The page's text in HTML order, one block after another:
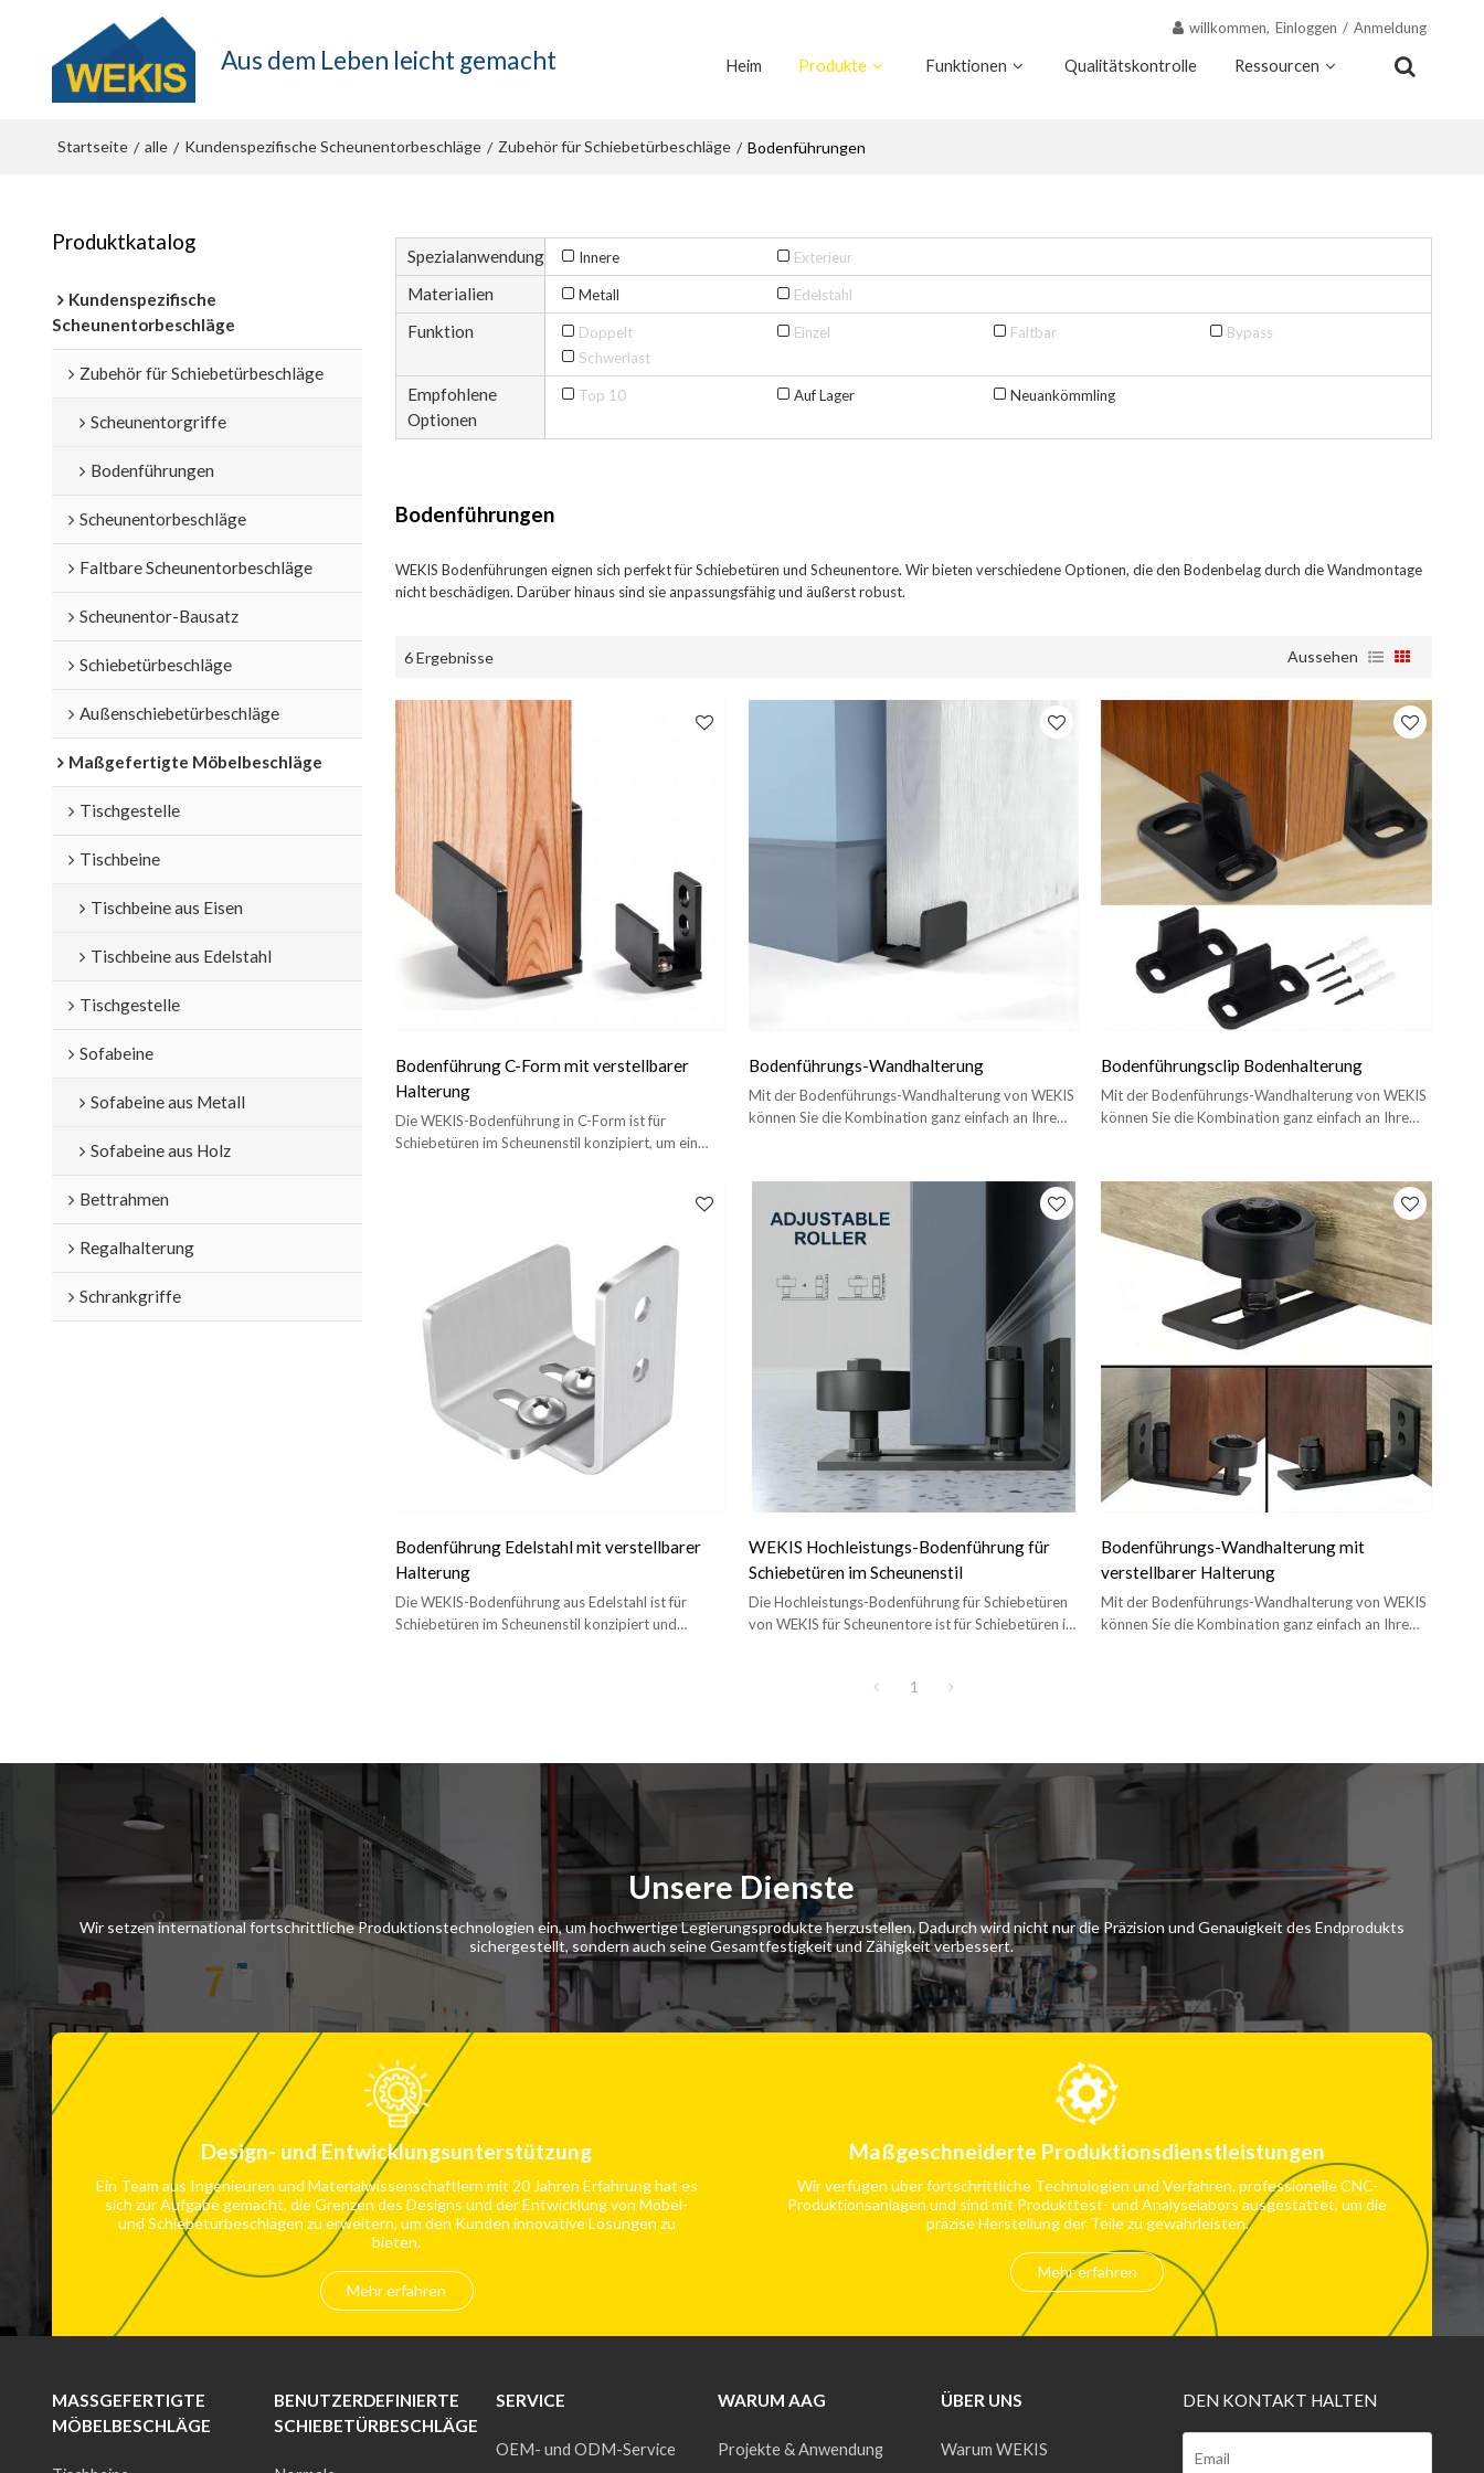
Aus dem Leben leicht gemacht
willkommen, Einloggen / Anmeldung
Heim Produkte Funktionen Qualitätskontrolle Ressourcen
Startseite / alle / Kundenspezifische Scheunentorbeschläge / Zubehör für Schiebetürbeschläge / Bodenführungen
Produktkatalog
Kundenspezifische
Scheunentorbeschläge
Zubehör für Schiebetürbeschläge
Scheunentorgriffe
Bodenführungen
Scheunentorbeschläge
Faltbare Scheunentorbeschläge
Scheunentor-Bausatz
Schiebetürbeschläge
Außenschiebetürbeschläge
Maßgefertigte Möbelbeschläge
Tischgestelle
Tischbeine
Tischbeine aus Eisen
Tischbeine aus Edelstahl
Tischgestelle
Sofabeine
Sofabeine aus Metall
Sofabeine aus Holz
Bettrahmen
Regalhalterung
Schrankgriffe
Spezialanwendung Innere Exterieur
Materialien Metall Edelstahl
Funktion Doppelt Einzel Faltbar
Bypass
Schwerlast
Empfohlene
Optionen
Top 10 Auf Lager Neuankömmling
Bodenführungen
WEKIS Bodenführungen eignen sich perfekt für Schiebetüren und Scheunentore. Wir bieten verschiedene Optionen, die den Bodenbelag durch die Wandmontage
nicht beschädigen. Darüber hinaus sind sie anpassungsfähig und äußerst robust.
6 Ergebnisse Aussehen
Bodenführung C-Form mit verstellbarer
Halterung
Die WEKIS-Bodenführung in C-Form ist für
Schiebetüren im Scheunenstil konzipiert, um ein
Bodenführungs-Wandhalterung
Mit der Bodenführungs-Wandhalterung von WEKIS
können Sie die Kombination ganz einfach an Ihre
Bodenführungsclip Bodenhalterung
Mit der Bodenführungs-Wandhalterung von WEKIS
können Sie die Kombination ganz einfach an Ihre
Bodenführung Edelstahl mit verstellbarer
Halterung
Die WEKIS-Bodenführung aus Edelstahl ist für
Schiebetüren im Scheunenstil konzipiert und
WEKIS Hochleistungs-Bodenführung für
Schiebetüren im Scheunenstil
Die Hochleistungs-Bodenführung für Schiebetüren
von WEKIS für Scheunentore ist für Schiebetüren im
Bodenführungs-Wandhalterung mit
verstellbarer Halterung
Mit der Bodenführungs-Wandhalterung von WEKIS
können Sie die Kombination ganz einfach an Ihre
1
Unsere Dienste
Wir setzen international fortschrittliche Produktionstechnologien ein, um hochwertige Legierungsprodukte herzustellen. Dadurch wird nicht nur die Präzision und Genauigkeit des Endprodukts
sichergestellt, sondern auch seine Gesamtfestigkeit und Zähigkeit verbessert.
Design- und Entwicklungsunterstützung
Ein Team aus Ingenieuren und Materialwissenschaftlern mit 20 Jahren Erfahrung hat es
sich zur Aufgabe gemacht, die Grenzen des Designs und der Entwicklung von Möbel-
und Schiebetürbeschlägen zu erweitern, um den Kunden innovative Lösungen zu
bieten.
Mehr erfahren
Maßgeschneiderte Produktionsdienstleistungen
Wir verfügen über fortschrittliche Technologien und Verfahren, professionelle CNC-
Produktionsanlagen und sind mit Produkttest- und Analyselabors ausgestattet, um die
präzise Herstellung der Teile zu gewährleisten.
Mehr erfahren
MASSGEFERTIGTE M
ÖBELBESCHLÄGE
BENUTZERDEFINIERTE
SCHIEBETÜRBESCHLÄGE
SERVICE
OEM- und ODM-Service
WARUM AAG
Projekte & Anwendung
ÜBER UNS
Warum WEKIS
DEN KONTAKT HALTEN